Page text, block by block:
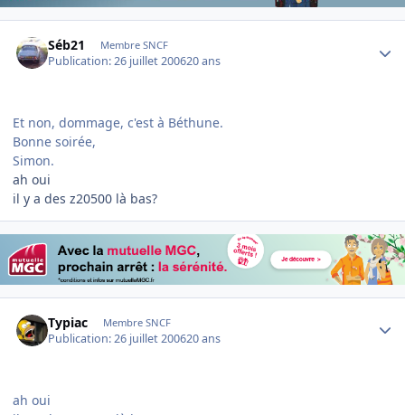
Séb21 Membre SNCF
Publication:26 juillet 200620 ans
Et non, dommage, c'est à Béthune.
Bonne soirée,
Simon.
ah oui
il y a des z20500 là bas?
Typiac Membre SNCF
Publication:26 juillet 200620 ans
ah oui